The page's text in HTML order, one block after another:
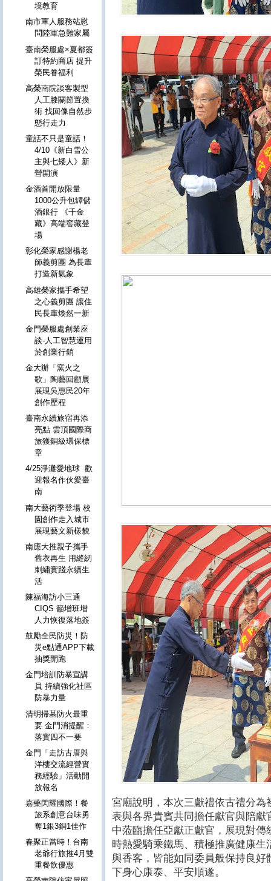
宮廟說明，本次三獻禮依古禮分
表與各界貴賓共同擔任獻官與陪
中蒞臨擔任亞獻正獻官，展現對
時熱愛騎乘鐵馬、積極推廣健康
與香客，皆能如同委員般保持良
下身心康泰、平安順遂。
境教育
南市軍人服務站慰
問陸軍急難家屬
臺南榮服處×夏都簽
訂特約商店 提升
榮民眷福利
高榮南院談客製型
人工膝關節置換
術 找回像自然步
態行走力
童話不只是童話！
4/10《新白雪公
主與七矮人》新
營開演
金酒首開放限量
1000公升包罈儲
酒銀行 《千金
藏》高端窖藏登
場
彰化榮家感謝楊老
師義剪團 為長輩
打造新氣象
高雄榮家攜手希望
之心義剪團 讓住
民長輩煥然一新
金門榮服處創業座
談-人工智慧運用
於創業行銷
金大辦「窯火之
歌」陶藝回顧展
展現吳惠民20年
創作歷程
臺南永續旅宿再添
亮點 雲頂國際商
旅獲銅級環保標
章
4/25淨灘愛地球 歡
迎報名作伙愛臺
南
南大藝術季登場 校
園創作走入城市
展現藝文新樣貌
南應大推親子攜手
舊衣再生 用縫紉
刺繡實踐永續生
活
陳福海訪小三通
CIQS 籲增班增
人力恢復落地簽
鼓勵全民防災！防
災e點通APP下載
抽獎開跑
金門培訓防暴宣講
員 持續強化社區
防暴力量
清明掃墓防火最重
要 金門消提醒：
落實四不一要
金門「走訪古厝與
洋樓交流經營實
務經驗」活動開
放報名
嘉藥閃耀國際！餐
旅系創意台味勇
奪1銀3銅1佳作
春聚正當時！台南
老爺行旅推4月雙
重餐飲優惠